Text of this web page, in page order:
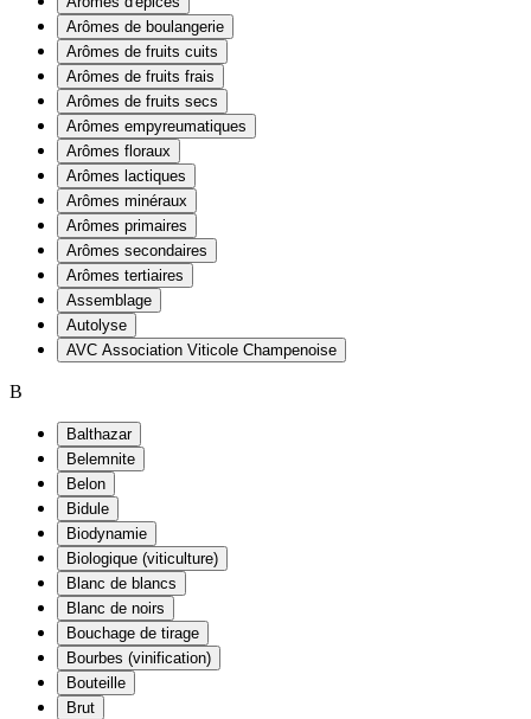
Arômes de boulangerie
Arômes de fruits cuits
Arômes de fruits frais
Arômes de fruits secs
Arômes empyreumatiques
Arômes floraux
Arômes lactiques
Arômes minéraux
Arômes primaires
Arômes secondaires
Arômes tertiaires
Assemblage
Autolyse
AVC Association Viticole Champenoise
B
Balthazar
Belemnite
Belon
Bidule
Biodynamie
Biologique (viticulture)
Blanc de blancs
Blanc de noirs
Bouchage de tirage
Bourbes (vinification)
Bouteille
Brut